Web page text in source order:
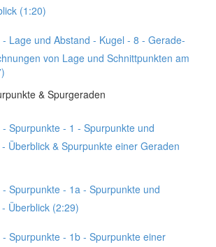
(1:20)
Lage und Abstand - Kugel - 8 - Gerade-
von Lage und Schnittpunkten am
& Spurgeraden
Spurpunkte - 1 - Spurpunkte und
Überblick & Spurpunkte einer Geraden
Spurpunkte - 1a - Spurpunkte und
Überblick (2:29)
Spurpunkte - 1b - Spurpunkte einer